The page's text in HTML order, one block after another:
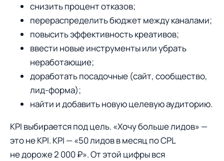
снизить процент отказов;
перераспределить бюджет между каналами;
повысить эффективность креативов;
ввести новые инструменты или убрать
неработающие;
доработать посадочные (сайт, сообщество,
лид-форма);
найти и добавить новую целевую аудиторию.
KPI выбирается под цель. «Хочу больше лидов» —
это не KPI. KPI — «50 лидов в месяц по CPL
не дороже 2 000 ₽». От этой цифры вся